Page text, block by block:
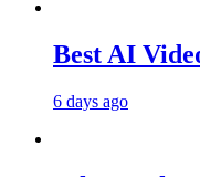
Best AI
6 days ago